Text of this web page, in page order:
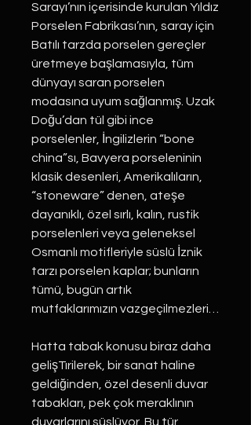
Sarayı’nın içerisinde kurulan Yıldız
Porselen Fabrikası’nın, saray için
Batılı tarzda porselen gereçler
üretmeye başlamasıyla, tüm
dünyayı saran porselen
modasına uyum sağlanmış. Uzak
Doğu’dan tül gibi ince
porselenler, İngilizlerin “bone
china”sı, Bavyera porseleninin
klasik desenleri, Amerikalıların,
“stoneware” denen, ateşe
dayanıklı, özel sırlı, kalın, rustik
porselenleri veya geleneksel
Osmanlı motifleriyle süslü İznik
tarzı porselen kaplar; bunların
tümü, bugün artık
mutfaklarımızın vazgeçilmezleri…
Hatta tabak konusu biraz daha
gelişTırilerek, bir sanat haline
geldiğinden, özel desenli duvar
tabakları, pek çok meraklının
duvarlarını süslüyor. Bu tür